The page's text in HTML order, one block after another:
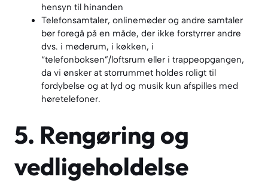
hensyn til hinanden
Telefonsamtaler, onlinemøder og andre samtaler
bør foregå på en måde, der ikke forstyrrer andre
dvs. i møderum, i køkken, i
“telefonboksen”/loftsrum eller i trappeopgangen,
da vi ønsker at storrummet holdes roligt til
fordybelse og at lyd og musik kun afspilles med
høretelefoner.
5. Rengøring og
vedligeholdelse